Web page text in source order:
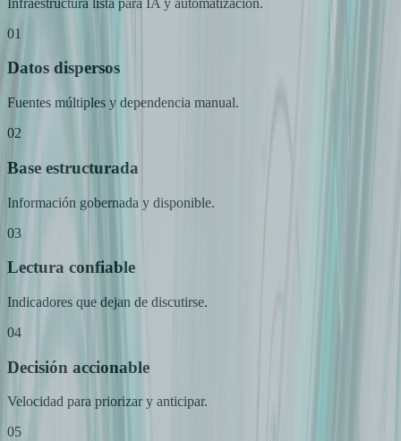
01
Datos dispersos
Fuentes múltiples y dependencia manual.
02
Base estructurada
Información gobernada y disponible.
03
Lectura confiable
Indicadores que dejan de discutirse.
04
Decisión accionable
Velocidad para priorizar y anticipar.
05